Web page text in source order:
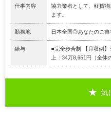
仕事内容
協力業者として、軽貨
ます。
勤務地 日本全国◎あなたのご
給与
■完全歩合制 【月収例
上：34万8,651円（全体
気